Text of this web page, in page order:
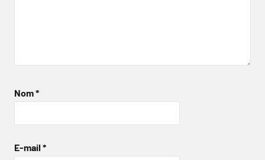
Nom*
E-mail *